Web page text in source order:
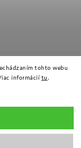
tohto webu
informácií tu.